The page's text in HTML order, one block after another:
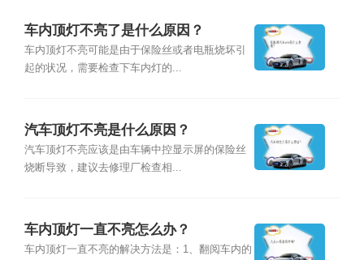
车内顶灯不亮了是什么原因？
车内顶灯不亮可能是由于保险丝或者电瓶烧坏引
起的状况，需要检查下车内灯的...
汽车顶灯不亮是什么原因？
汽车顶灯不亮应该是由车辆中控显示屏的保险丝
烧断导致，建议去修理厂检查相...
车内顶灯一直不亮怎么办？
车内顶灯一直不亮的解决方法是：1、翻阅车内的